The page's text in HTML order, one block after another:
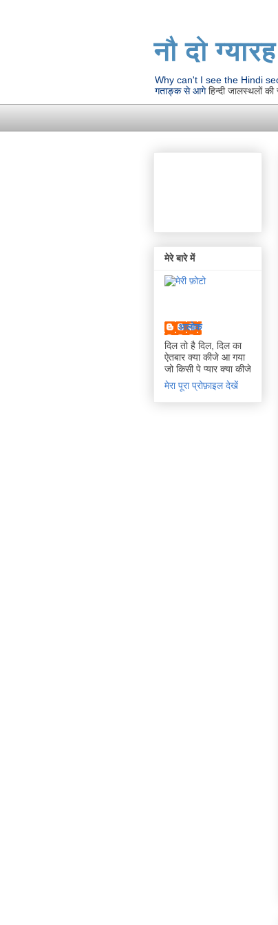
नौ दो ग्यारह
Why can't I see the Hindi
गताङ्क से आगेहिन्दी जालस्थलों की
मेरे बारे में
आलोक
दिल तो है दिल, दिल का
ऐतबार क्या कीजे आ गया
जो किसी पे प्यार क्या कीजे
मेरा पूरा प्रोफ़ाइल देखें